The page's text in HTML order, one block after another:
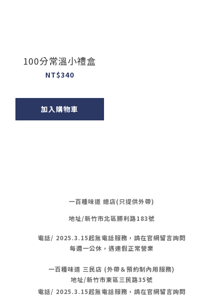
100分常溫小禮盒
NT$340
加入購物車
一百種味道 總店(只提供外帶)
地址/新竹市北區勝利路183號
電話/ 2025.3.15起無電話服務，請在官網留言詢問
每週一公休，遇連假正常營業
一百種味道 三民店 (外帶＆預約制內用服務)
地址/新竹市東區三民路35號
電話/ 2025.3.15起無電話服務，請在官網留言詢問